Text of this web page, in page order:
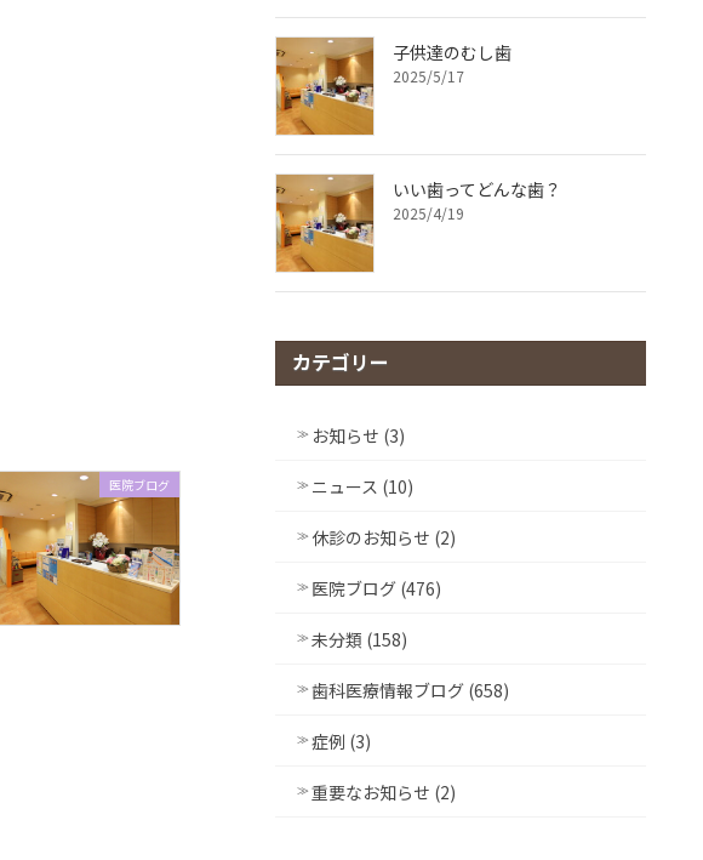
医院ブログ
子供達のむし歯
2025/5/17
いい歯ってどんな歯？
2025/4/19
カテゴリー
お知らせ (3)
ニュース (10)
休診のお知らせ (2)
医院ブログ (476)
未分類 (158)
歯科医療情報ブログ (658)
症例 (3)
重要なお知らせ (2)